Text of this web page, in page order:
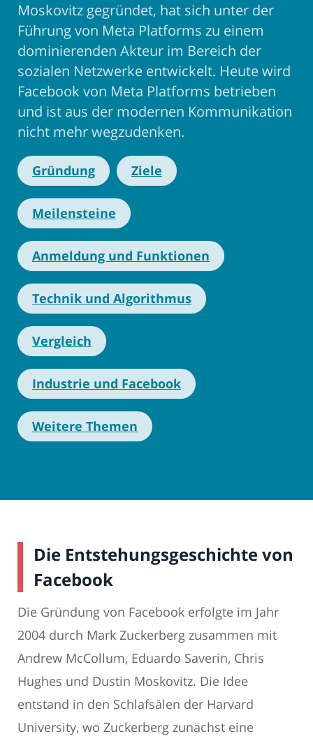
Moskovitz gegründet, hat sich unter der
Führung von Meta Platforms zu einem
dominierenden Akteur im Bereich der
sozialen Netzwerke entwickelt. Heute wird
Facebook von Meta Platforms betrieben
und ist aus der modernen Kommunikation
nicht mehr wegzudenken.
Gründung Ziele
Meilensteine
Anmeldung und Funktionen
Technik und Algorithmus
Vergleich
Industrie und Facebook
Weitere Themen
Die Entstehungsgeschichte von
Facebook
Die Gründung von Facebook erfolgte im Jahr
2004 durch Mark Zuckerberg zusammen mit
Andrew McCollum, Eduardo Saverin, Chris
Hughes und Dustin Moskovitz. Die Idee
entstand in den Schlafsälen der Harvard
University, wo Zuckerberg zunächst eine